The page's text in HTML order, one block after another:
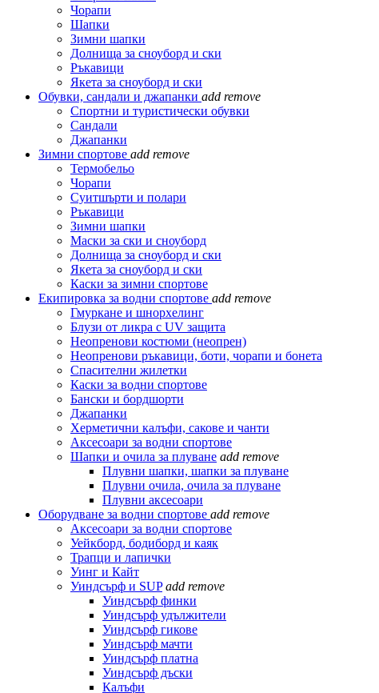
Чорапи
Шапки
Зимни шапки
Долнища за сноуборд и ски
Ръкавици
Якета за сноуборд и ски
Обувки, сандали и джапанки add remove
Спортни и туристически обувки
Сандали
Джапанки
Зимни спортове add remove
Термобельо
Чорапи
Суитшърти и полари
Ръкавици
Зимни шапки
Маски за ски и сноуборд
Долнища за сноуборд и ски
Якета за сноуборд и ски
Каски за зимни спортове
Екипировка за водни спортове add remove
Гмуркане и шнорхелинг
Блузи от ликра с UV защита
Неопренови костюми (неопрен)
Неопренови ръкавици, боти, чорапи и бонета
Спасителни жилетки
Каски за водни спортове
Бански и бордшорти
Джапанки
Херметични калъфи, сакове и чанти
Аксесоари за водни спортове
Шапки и очила за плуване add remove
Плувни шапки, шапки за плуване
Плувни очила, очила за плуване
Плувни аксесоари
Оборудване за водни спортове add remove
Аксесоари за водни спортове
Уейкборд, бодиборд и каяк
Трапци и лапички
Уинг и Кайт
Уиндсърф и SUP add remove
Уиндсърф финки
Уиндсърф удължители
Уиндсърф гикове
Уиндсърф мачти
Уиндсърф платна
Уиндсърф дъски
Калъфи